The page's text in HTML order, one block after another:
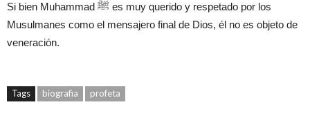
Si bien Muhammad ﷺ es muy querido y respetado por los
Musulmanes como el mensajero final de Dios, él no es objeto de
veneración.
Tags biografia profeta